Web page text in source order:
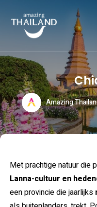
AMAZING
Officiële website van de
Amazing
Met prachtige natuur die
Lanna-cultuur en
een provincie die jaarlijks